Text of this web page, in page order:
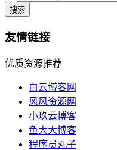
搜索
友情链接
优质资源推荐
白云博客网
风风资源网
小玖云博客
鱼大大博客
程序员丸子